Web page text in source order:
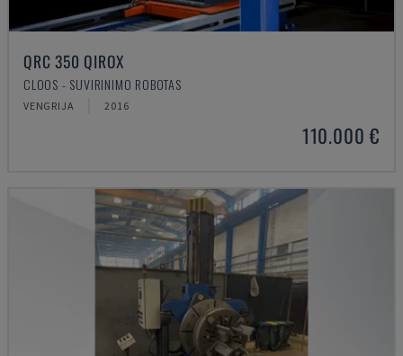
QRC 350 QIROX
CLOOS - SUVIRINIMO ROBOTAS
VENGRIJA 2016
110.000 €